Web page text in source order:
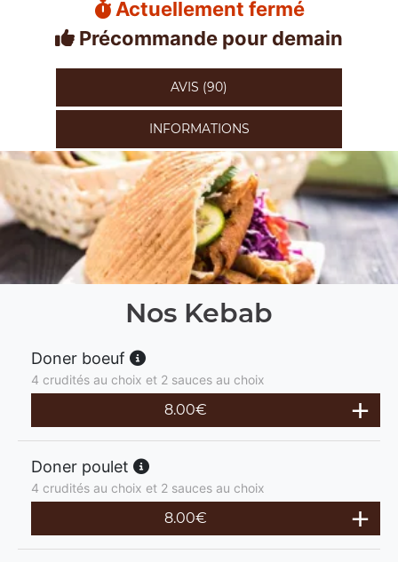
Actuellement fermé
Précommande pour demain
AVIS (90)
INFORMATIONS
Nos Kebab
Doner boeuf
4 crudités au choix et 2 sauces au choix
8.00€
Doner poulet
4 crudités au choix et 2 sauces au choix
8.00€